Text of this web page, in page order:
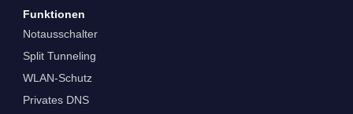
Funktionen
Notausschalter
Split Tunneling
WLAN-Schutz
Privates DNS